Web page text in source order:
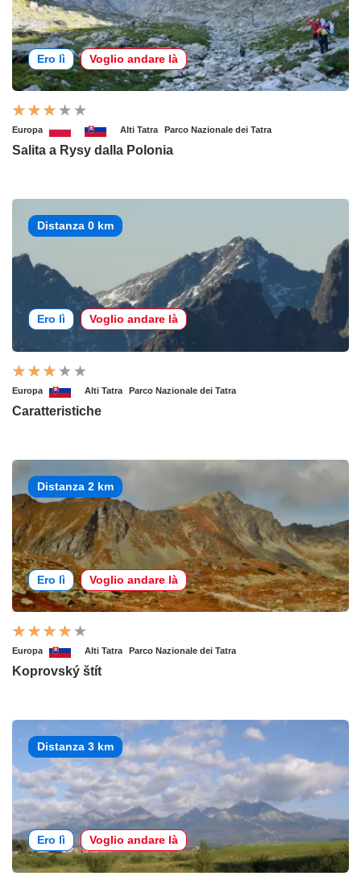
Ero lì Voglio andare là
Europa Alti Tatra Parco Nazionale dei Tatra
Salita a Rysy dalla Polonia
Distanza 0 km
Ero lì Voglio andare là
Europa Alti Tatra Parco Nazionale dei Tatra
Caratteristiche
Distanza 2 km
Ero lì Voglio andare là
Europa Alti Tatra Parco Nazionale dei Tatra
Koprovský štít
Distanza 3 km
Ero lì Voglio andare là